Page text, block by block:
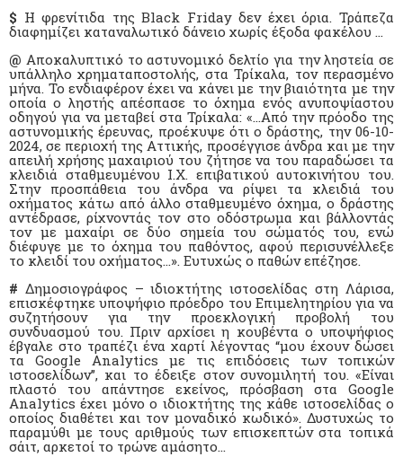
$ Η φρενίτιδα της Black Friday δεν έχει όρια. Τράπεζα
διαφημίζει καταναλωτικό δάνειο χωρίς έξοδα φακέλου …
@ Αποκαλυπτικό το αστυνομικό δελτίο για την ληστεία σε
υπάλληλο χρηματαποστολής, στα Τρίκαλα, τον περασμένο
μήνα. Το ενδιαφέρον έχει να κάνει με την βιαιότητα με την
οποία ο ληστής απέσπασε το όχημα ενός ανυποψίαστου
οδηγού για να μεταβεί στα Τρίκαλα: «…Από την πρόοδο της
αστυνομικής έρευνας, προέκυψε ότι ο δράστης, την 06-10-
2024, σε περιοχή της Αττικής, προσέγγισε άνδρα και με την
απειλή χρήσης μαχαιριού του ζήτησε να του παραδώσει τα
κλειδιά σταθμευμένου Ι.Χ. επιβατικού αυτοκινήτου του.
Στην προσπάθεια του άνδρα να ρίψει τα κλειδιά του
οχήματος κάτω από άλλο σταθμευμένο όχημα, ο δράστης
αντέδρασε, ρίχνοντάς τον στο οδόστρωμα και βάλλοντάς
τον με μαχαίρι σε δύο σημεία του σώματός του, ενώ
διέφυγε με το όχημα του παθόντος, αφού περισυνέλλεξε
το κλειδί του οχήματος…». Ευτυχώς ο παθών επέζησε.
# Δημοσιογράφος – ιδιοκτήτης ιστοσελίδας στη Λάρισα,
επισκέφτηκε υποψήφιο πρόεδρο του Επιμελητηρίου για να
συζητήσουν για την προεκλογική προβολή του
συνδυασμού του. Πριν αρχίσει η κουβέντα ο υποψήφιος
έβγαλε στο τραπέζι ένα χαρτί λέγοντας “μου έχουν δώσει
τα Google Analytics με τις επιδόσεις των τοπικών
ιστοσελίδων”, και το έδειξε στον συνομιλητή του. «Είναι
πλαστό του απάντησε εκείνος, πρόσβαση στα Google
Analytics έχει μόνο ο ιδιοκτήτης της κάθε ιστοσελίδας ο
οποίος διαθέτει και τον μοναδικό κωδικό». Δυστυχώς το
παραμύθι με τους αριθμούς των επισκεπτών στα τοπικά
σάιτ, αρκετοί το τρώνε αμάσητο…